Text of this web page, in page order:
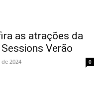
as atrações da
Verão
2024 0